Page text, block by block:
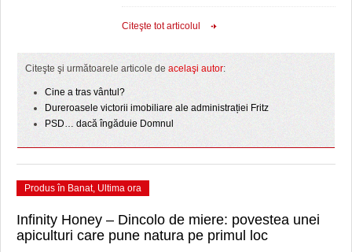
Citeşte tot articolul
Citeşte şi următoarele articole de acelaşi autor:
Cine a tras vântul?
Dureroasele victorii imobiliare ale administrației Fritz
PSD… dacă îngăduie Domnul
Produs în Banat, Ultima ora
Infinity Honey – Dincolo de miere: povestea unei
apiculturi care pune natura pe primul loc